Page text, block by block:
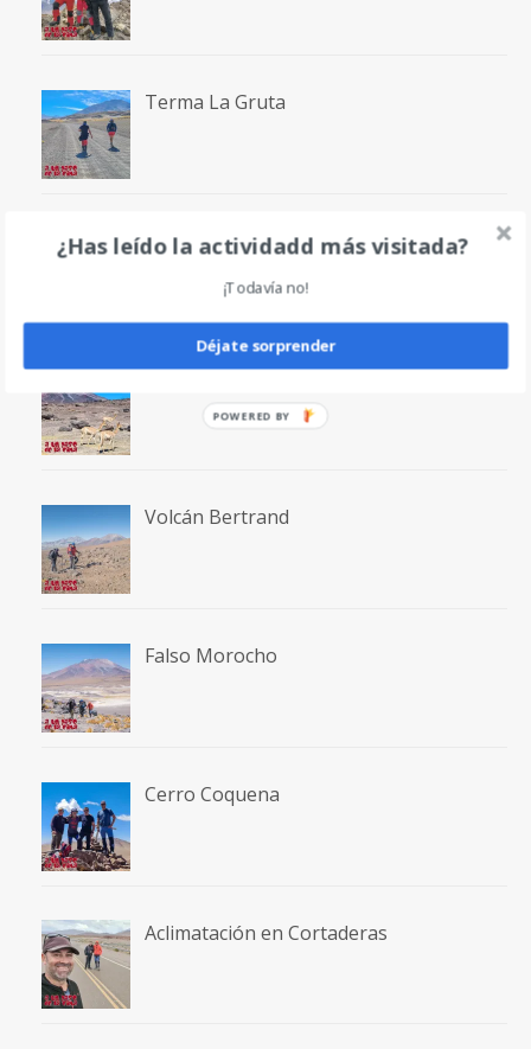
Terma La Gruta
Volcán San Francisco
Laguna San Francisco
Volcán Bertrand
Falso Morocho
Cerro Coquena
Aclimatación en Cortaderas
¿Has leído la actividadd más visitada?
¡Todavía no!
Déjate sorprender